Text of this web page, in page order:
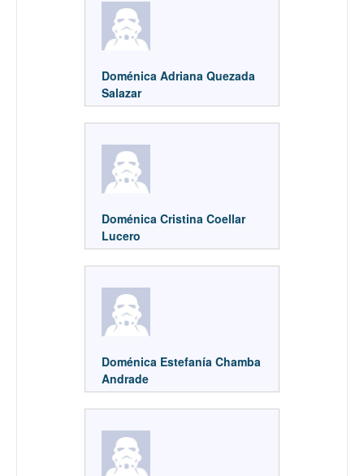
Doménica Adriana Quezada
Salazar
Doménica Cristina Coellar
Lucero
Doménica Estefanía Chamba
Andrade